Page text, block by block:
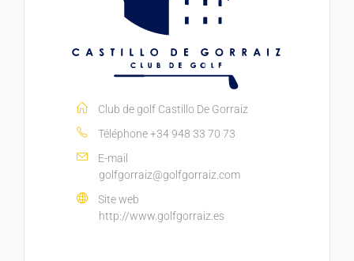
Club de golf Castillo De Gorraiz
Téléphone+34 948 33 70 73
E-mail
golfgorraiz@golfgorraiz.com
Site web
http://www.golfgorraiz.es